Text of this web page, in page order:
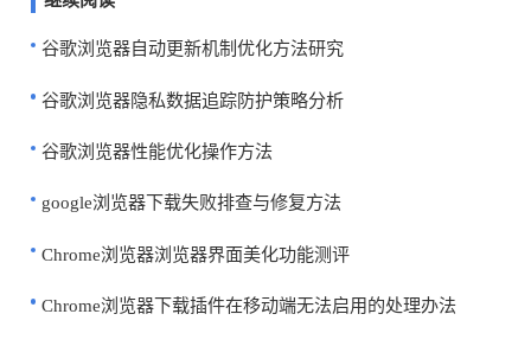
谷歌浏览器自动更新机制优化方法研究
谷歌浏览器隐私数据追踪防护策略分析
谷歌浏览器性能优化操作方法
google浏览器下载失败排查与修复方法
Chrome浏览器浏览器界面美化功能测评
Chrome浏览器下载插件在移动端无法启用的处理办法